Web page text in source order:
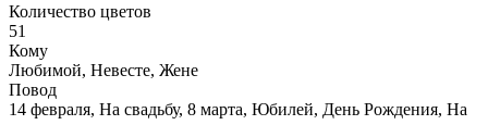
Количество цветов
51
Кому
Любимой, Невесте, Жене
Повод
14 февраля, На свадьбу, 8 марта, Юбилей, День Рождения, На